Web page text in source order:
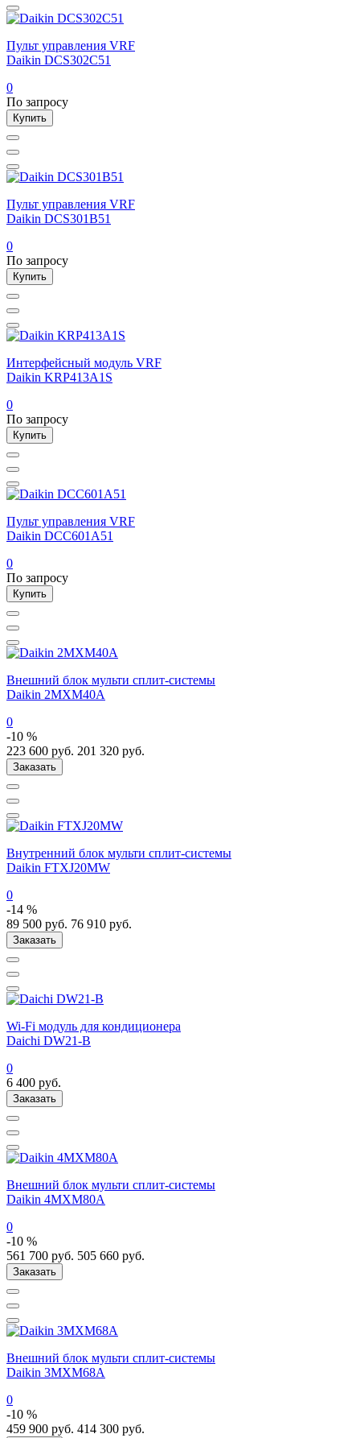
Пульт управления VRF
Daikin DCS302C51
0
По запросу
Купить
Пульт управления VRF
Daikin DCS301B51
0
По запросу
Купить
Интерфейсный модуль VRF
Daikin KRP413A1S
0
По запросу
Купить
Пульт управления VRF
Daikin DCC601A51
0
По запросу
Купить
Внешний блок мульти сплит-системы
Daikin 2MXM40A
0
-10 %
223 600 руб. 201 320 руб.
Заказать
Внутренний блок мульти сплит-системы
Daikin FTXJ20MW
0
-14 %
89 500 руб. 76 910 руб.
Заказать
Wi-Fi модуль для кондиционера
Daichi DW21-B
0
6 400 руб.
Заказать
Внешний блок мульти сплит-системы
Daikin 4MXM80A
0
-10 %
561 700 руб. 505 660 руб.
Заказать
Внешний блок мульти сплит-системы
Daikin 3MXM68A
0
-10 %
459 900 руб. 414 300 руб.